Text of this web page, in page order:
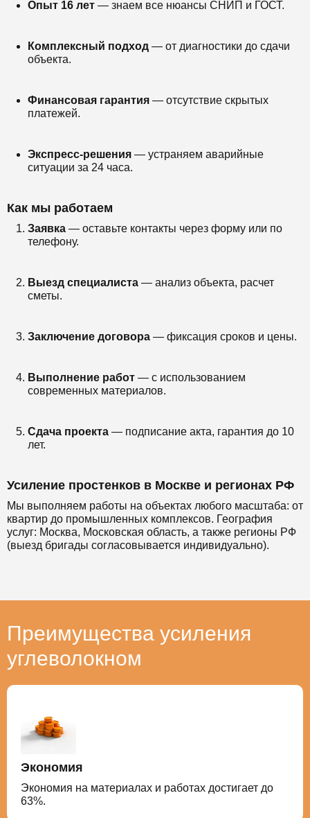
Опыт 16 лет — знаем все нюансы СНИП и ГОСТ.
Комплексный подход — от диагностики до сдачи
объекта.
Финансовая гарантия — отсутствие скрытых
платежей.
Экспресс-решения — устраняем аварийные
ситуации за 24 часа.
Как мы работаем
Заявка — оставьте контакты через форму или по
телефону.
Выезд специалиста — анализ объекта, расчет
сметы.
Заключение договора — фиксация сроков и цены.
Выполнение работ — с использованием
современных материалов.
Сдача проекта — подписание акта, гарантия до 10
лет.
Усиление простенков в Москве и регионах РФ
Мы выполняем работы на объектах любого масштаба: от
квартир до промышленных комплексов. География
услуг: Москва, Московская область, а также регионы РФ
(выезд бригады согласовывается индивидуально).
Преимущества усиления
углеволокном
Экономия
Экономия на материалах и работах достигает до
63%.